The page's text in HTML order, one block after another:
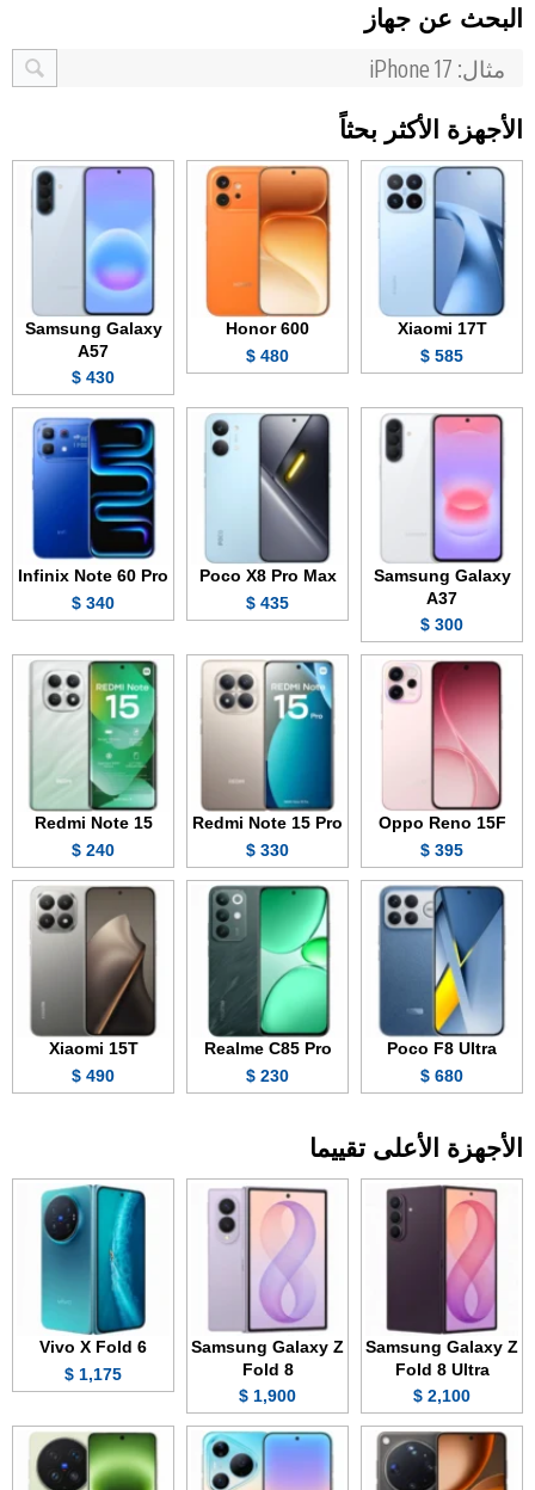
البحث عن جهاز
الأجهزة الأكثر بحثاً
Xiaomi 17T
585 $
Honor 600
480 $
Samsung Galaxy
A57
430 $
Samsung Galaxy
A37
300 $
Poco X8 Pro Max
435 $
Infinix Note 60 Pro
340 $
Oppo Reno 15F
395 $
Redmi Note 15 Pro
330 $
Redmi Note 15
240 $
Poco F8 Ultra
680 $
Realme C85 Pro
230 $
Xiaomi 15T
490 $
الأجهزة الأعلى تقييما
Samsung Galaxy Z
Fold 8 Ultra
2,100 $
Samsung Galaxy Z
Fold 8
1,900 $
Vivo X Fold 6
1,175 $